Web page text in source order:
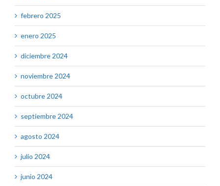
febrero 2025
enero 2025
diciembre 2024
noviembre 2024
octubre 2024
septiembre 2024
agosto 2024
julio 2024
junio 2024